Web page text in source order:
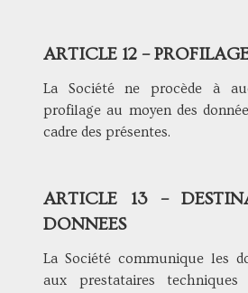
ARTICLE 12 –
La Société ne procède à
profilage au moyen des
cadre des présentes.
ARTICLE 13 –
DONNEES
La Société communique les
aux prestataires techniques